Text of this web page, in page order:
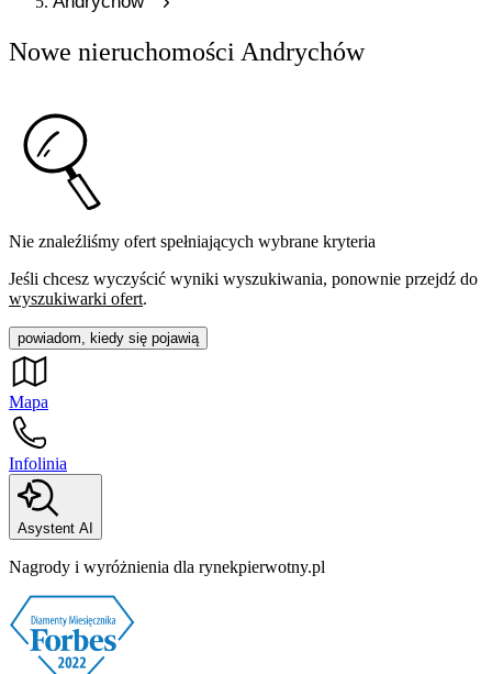
Nowe nieruchomości Andrychów
Nie znaleźliśmy ofert spełniających wybrane kryteria
Jeśli chcesz wyczyścić wyniki wyszukiwania, ponownie przejdź do
wyszukiwarki ofert.
powiadom, kiedy się pojawią
Mapa
Infolinia
Asystent AI
Nagrody i wyróżnienia dla rynekpierwotny.pl